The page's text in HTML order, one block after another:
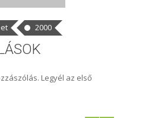
2000
Legyél az első